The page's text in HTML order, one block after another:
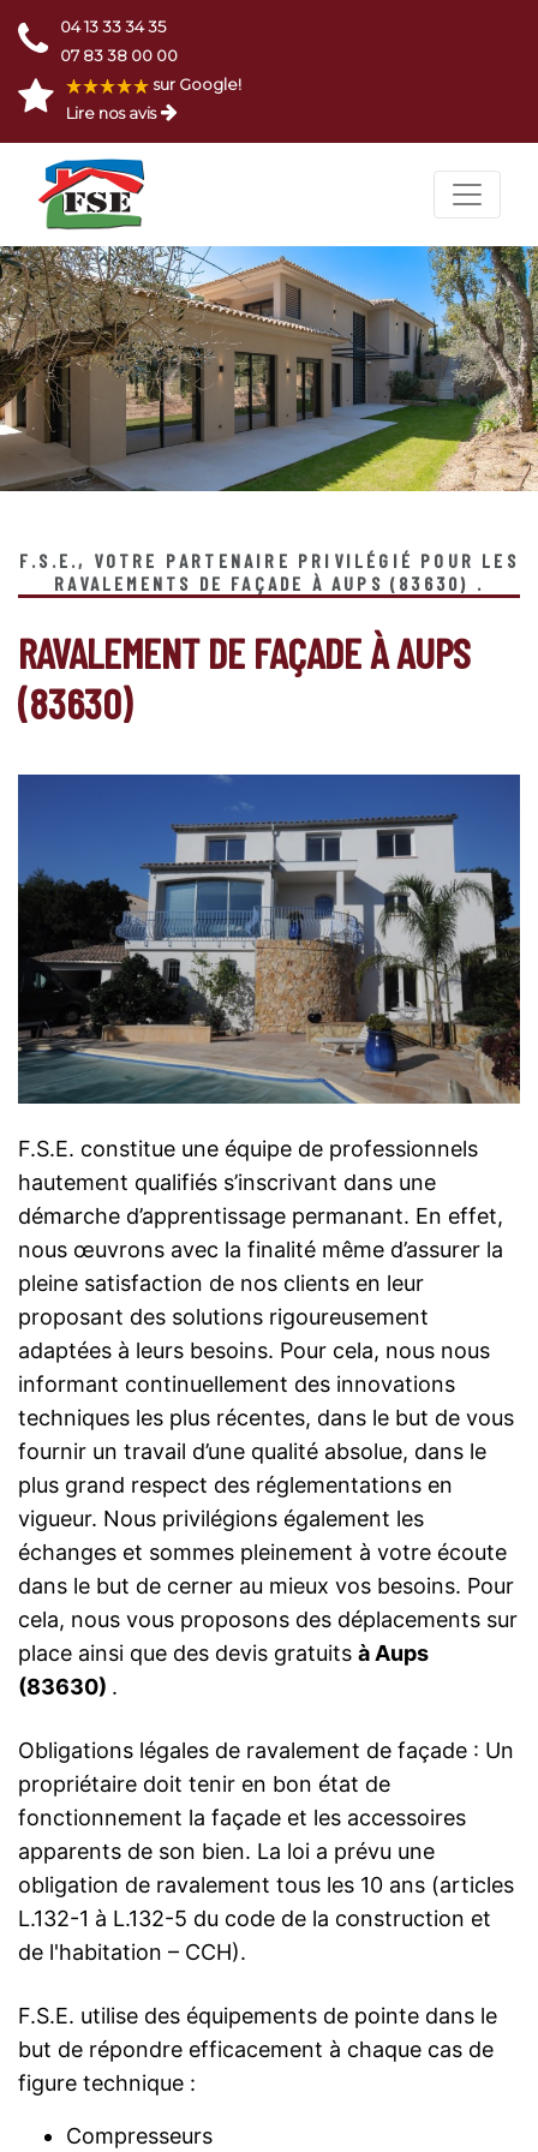
04 13 33 34 35
07 83 38 00 00
sur Google!
Lire nos avis
F.S.E., VOTRE PARTENAIRE PRIVILÉGIÉ POUR LES
RAVALEMENTS DE FAÇADE À AUPS (83630) .
RAVALEMENT DE FAÇADE À AUPS
(83630)
F.S.E. constitue une équipe de professionnels
hautement qualifiés s’inscrivant dans une
démarche d’apprentissage permanant. En effet,
nous œuvrons avec la finalité même d’assurer la
pleine satisfaction de nos clients en leur
proposant des solutions rigoureusement
adaptées à leurs besoins. Pour cela, nous nous
informant continuellement des innovations
techniques les plus récentes, dans le but de vous
fournir un travail d’une qualité absolue, dans le
plus grand respect des réglementations en
vigueur. Nous privilégions également les
échanges et sommes pleinement à votre écoute
dans le but de cerner au mieux vos besoins. Pour
cela, nous vous proposons des déplacements sur
place ainsi que des devis gratuits à Aups
(83630) .
Obligations légales de ravalement de façade : Un
propriétaire doit tenir en bon état de
fonctionnement la façade et les accessoires
apparents de son bien. La loi a prévu une
obligation de ravalement tous les 10 ans (articles
L.132-1 à L.132-5 du code de la construction et
de l'habitation – CCH).
F.S.E. utilise des équipements de pointe dans le
but de répondre efficacement à chaque cas de
figure technique :
Compresseurs